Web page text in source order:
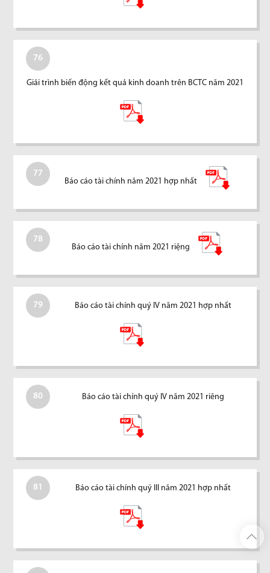
76
Giải trình biến động kết quả kinh doanh trên BCTC năm 2021
77
Báo cáo tài chính năm 2021 hợp nhất
78
Báo cáo tài chính năm 2021 riệng
79 Báo cáo tài chính quý IV năm 2021 hợp nhất
80 Báo cáo tài chính quý IV năm 2021 riêng
81 Báo cáo tài chính quý III năm 2021 hợp nhất